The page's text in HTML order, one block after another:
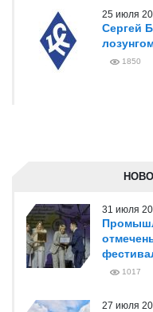
25 июля
Сергей
1850
31 июля
1017
27 июля